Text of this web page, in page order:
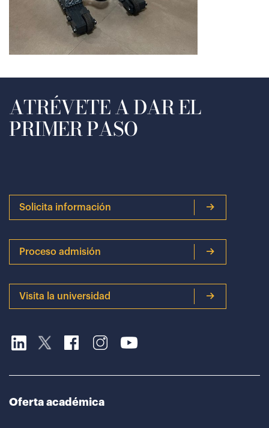
ATRÉVETE A DAR EL
PRIMER PASO
Solicita información
Proceso admisión
Visita la universidad
Oferta académica